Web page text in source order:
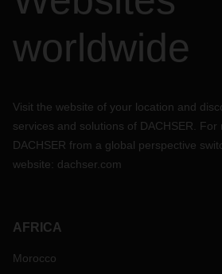
worldwide
Visit the website of your location and
services and solutions of DACHSER.
DACHSER from a global perspective
website: dachser.com
AFRICA
Morocco